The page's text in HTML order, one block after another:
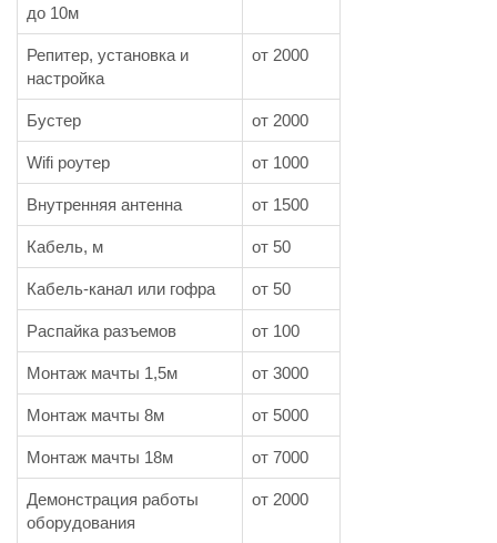
до 10м
Репитер, установка и
настройка
от 2000
Бустер от 2000
Wifi роутер от 1000
Внутренняя антенна от 1500
Кабель, м от 50
Кабель-канал или гофра от 50
Распайка разъемов от 100
Монтаж мачты 1,5м от 3000
Монтаж мачты 8м от 5000
Монтаж мачты 18м от 7000
Демонстрация работы
оборудования
от 2000